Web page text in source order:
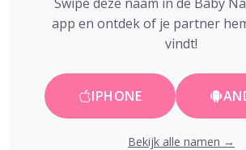
app en ontdek of je partner
vindt!
IPHONE
Bekijk alle namen →